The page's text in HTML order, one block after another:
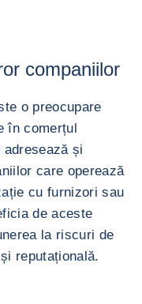
companiilor
o preocupare
în comerțul
și
care operează
cu furnizori sau
de aceste
la riscuri de
reputațională.